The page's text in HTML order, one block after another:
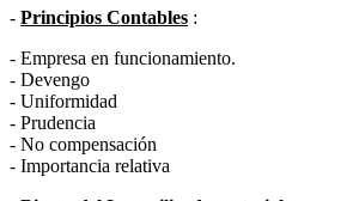
- Principios Contables :
- Empresa en funcionamiento.
- Devengo
- Uniformidad
- Prudencia
- No compensación
- Importancia relativa